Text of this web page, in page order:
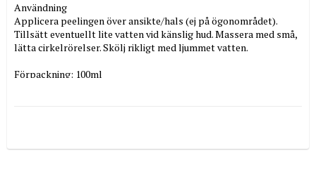
Användning
Applicera peelingen över ansikte/hals (ej på ögonområdet).
Tillsätt eventuellt lite vatten vid känslig hud. Massera med små,
lätta cirkelrörelser. Skölj rikligt med ljummet vatten.
Förpackning: 100ml